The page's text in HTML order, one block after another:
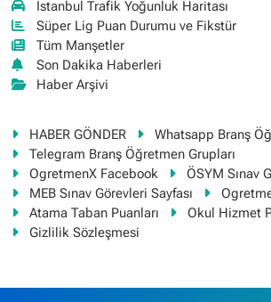
İstanbul Trafik Yoğunluk Haritası
Süper Lig Puan Durumu ve Fikstür
Tüm Manşetler
Son Dakika Haberleri
Haber Arşivi
HABER GÖNDER
Whatsapp Branş
Telegram Branş Öğretmen Grupları
OgretmenX Facebook
ÖSYM Sınav
MEB Sınav Görevleri Sayfası
Atama Taban Puanları
Okul Hizmet
Gizlilik Sözleşmesi